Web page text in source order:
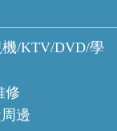
/KTV/DVD/學
修
邊